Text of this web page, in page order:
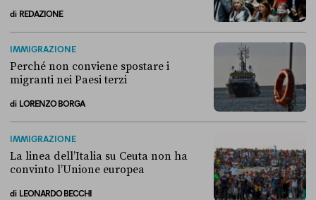
di REDAZIONE
IMMIGRAZIONE
Perché non conviene spostare i
migranti nei Paesi terzi
di LORENZO BORGA
IMMIGRAZIONE
La linea dell’Italia su Ceuta non ha
convinto l’Unione europea
di LEONARDO BECCHI